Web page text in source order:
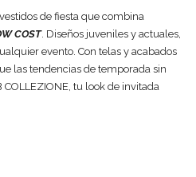
de fiesta que combina
COST. Diseños juveniles y actuales,
evento. Con telas y acabados
las tendencias de temporada sin
tu look de invitada